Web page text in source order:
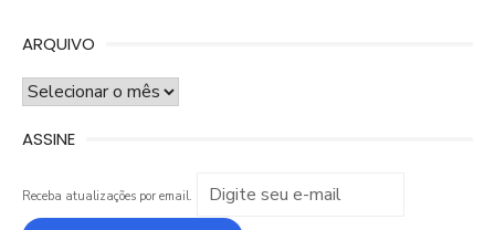
ARQUIVO
ARQUIVO
ASSINE
Receba atualizações por email.